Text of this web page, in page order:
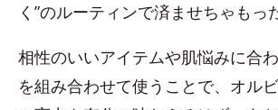
く”のルーティンで済ませちゃもっ
相性のいいアイテムや肌悩みに合
を組み合わせて使うことで、オル